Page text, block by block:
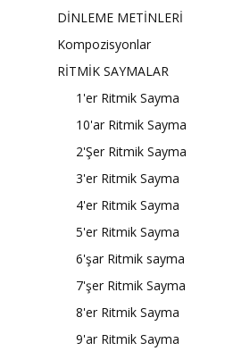
DİNLEME METİNLERİ
Kompozisyonlar
RİTMİK SAYMALAR
1'er Ritmik Sayma
10'ar Ritmik Sayma
2'Şer Ritmik Sayma
3'er Ritmik Sayma
4'er Ritmik Sayma
5'er Ritmik Sayma
6'şar Ritmik sayma
7'şer Ritmik Sayma
8'er Ritmik Sayma
9'ar Ritmik Sayma